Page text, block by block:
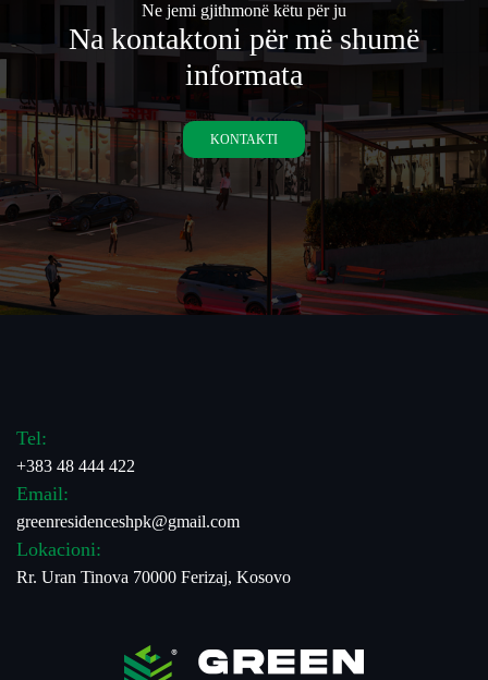
Ne jemi gjithmonë këtu për ju
Na kontaktoni për më shumë
informata
KONTAKTI
Tel:
+383 48 444 422
Email:
greenresidenceshpk@gmail.com
Lokacioni:
Rr. Uran Tinova 70000 Ferizaj, Kosovo